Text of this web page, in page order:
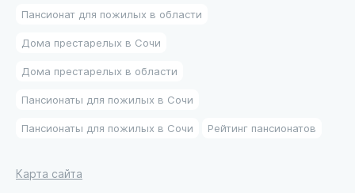
Пансионат для пожилых в области
Дома престарелых в Сочи
Дома престарелых в области
Пансионаты для пожилых в Сочи
Пансионаты для пожилых в Сочи Рейтинг пансионатов
Карта сайта